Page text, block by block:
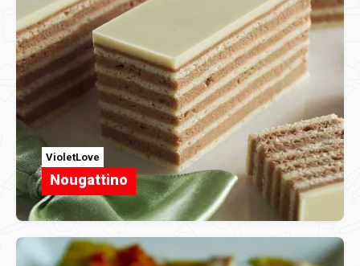
VioletLove
Nougattino